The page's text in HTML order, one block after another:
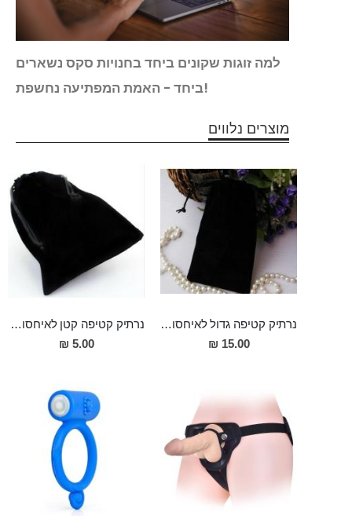
למה זוגות שקונים ביחד בחנויות סקס נשארים
ביחד - האמת המפתיעה נחשפת!
מוצרים נלווים
נרתיק קטיפה גדול לאיחסון אביזרי מין
15.00 ₪
נרתיק קטיפה קטן לאיחסון אביזרי מין
5.00 ₪